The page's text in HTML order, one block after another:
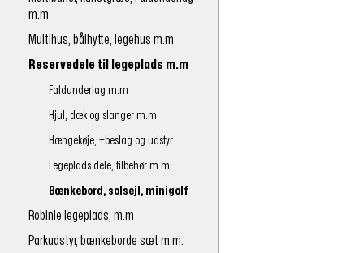
m.m
Multihus, bålhytte, legehus m.m
Reservedele til legeplads m.m
Faldunderlag m.m
Hjul, dæk og slanger m.m
Hængekøje, +beslag og udstyr
Legeplads dele, tilbehør m.m
Bænkebord, solsejl, minigolf
Robinie legeplads, m.m
Parkudstyr, bænkeborde sæt m.m.